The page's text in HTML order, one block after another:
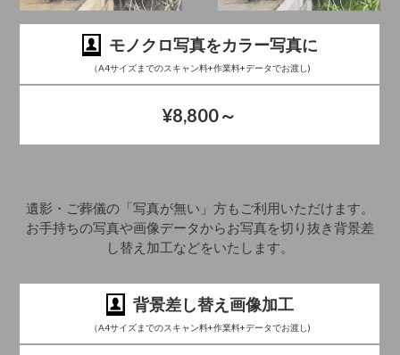
モノクロ写真をカラー写真に
（A4サイズまでのスキャン料+作業料+データでお渡し)
¥8,800～
遺影・ご葬儀の「写真が無い」方もご利用いただけます。
お手持ちの写真や画像データからお写真を切り抜き背景差
し替え加工などをいたします。
背景差し替え画像加工
（A4サイズまでのスキャン料+作業料+データでお渡し)